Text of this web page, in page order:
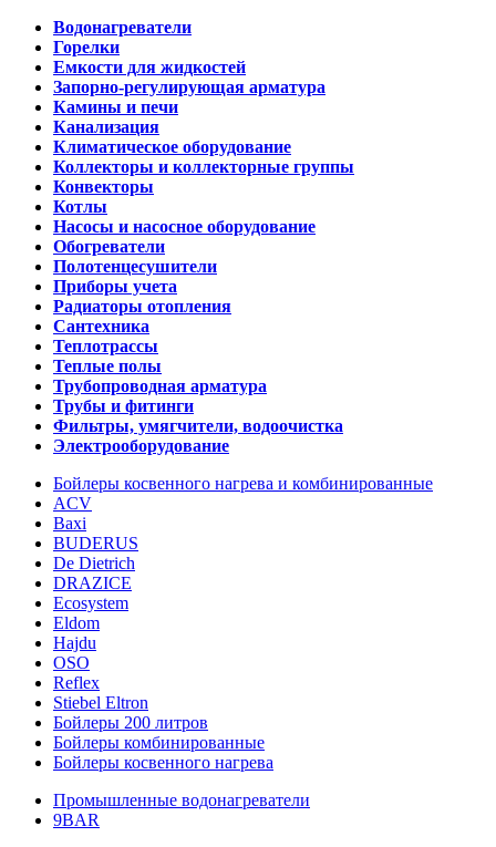
Водонагреватели
Горелки
Емкости для жидкостей
Запорно-регулирующая арматура
Камины и печи
Канализация
Климатическое оборудование
Коллекторы и коллекторные группы
Конвекторы
Котлы
Насосы и насосное оборудование
Обогреватели
Полотенцесушители
Приборы учета
Радиаторы отопления
Сантехника
Теплотрассы
Теплые полы
Трубопроводная арматура
Трубы и фитинги
Фильтры, умягчители, водоочистка
Электрооборудование
Бойлеры косвенного нагрева и комбинированные
ACV
Baxi
BUDERUS
De Dietrich
DRAZICE
Ecosystem
Eldom
Hajdu
OSO
Reflex
Stiebel Eltron
Бойлеры 200 литров
Бойлеры комбинированные
Бойлеры косвенного нагрева
Промышленные водонагреватели
9BAR